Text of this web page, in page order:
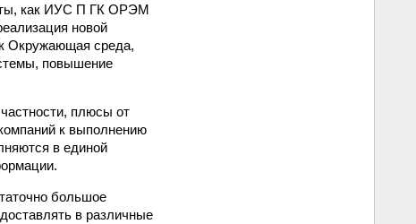
как ИУС П ГК ОРЭМ
новой
Окружающая среда,
повышение
плюсы от
к выполнению
в единой
большое
в различные